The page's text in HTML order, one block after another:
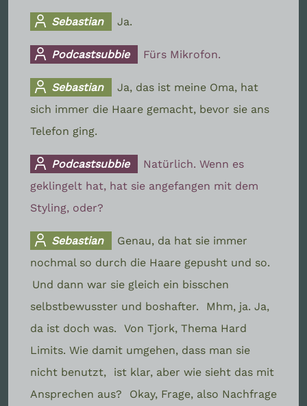
Sebastian Ja.
Podcastsubbie Fürs Mikrofon.
Sebastian
Ja, das ist meine Oma, hat
sich immer die Haare gemacht, bevor sie ans
Telefon ging.
Podcastsubbie
Natürlich. Wenn es
geklingelt hat, hat sie angefangen mit dem
Styling, oder?
Sebastian
Genau, da hat sie immer
nochmal so durch die Haare gepusht und so.
Und dann war sie gleich ein bisschen
selbstbewusster und boshafter.
Mhm, ja. Ja,
da ist doch was.
Von Tjork, Thema Hard
Limits. Wie damit umgehen, dass man sie
nicht benutzt,
ist klar, aber wie sieht das mit
Ansprechen aus?
Okay, Frage, also Nachfrage